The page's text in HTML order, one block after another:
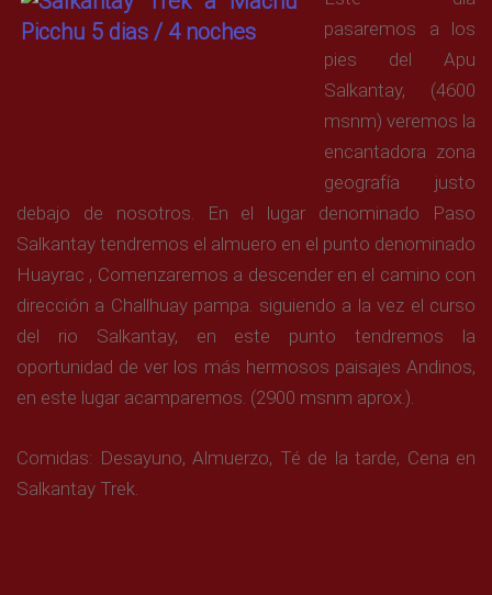
pasaremos a los
pies del Apu
Salkantay, (4600
msnm) veremos la
encantadora zona
geografía justo
debajo de nosotros. En el lugar denominado Paso
Salkantay tendremos el almuero en el punto denominado
Huayrac , Comenzaremos a descender en el camino con
dirección a Challhuay pampa. siguiendo a la vez el curso
del rio Salkantay, en este punto tendremos la
oportunidad de ver los más hermosos paisajes Andinos,
en este lugar acamparemos. (2900 msnm aprox.).
Comidas: Desayuno, Almuerzo, Té de la tarde, Cena en
Salkantay Trek.